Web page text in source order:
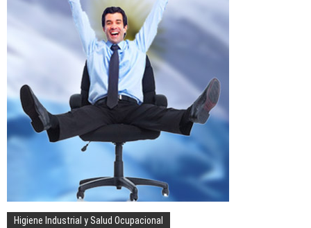
Higiene Industrial y Salud Ocupacional